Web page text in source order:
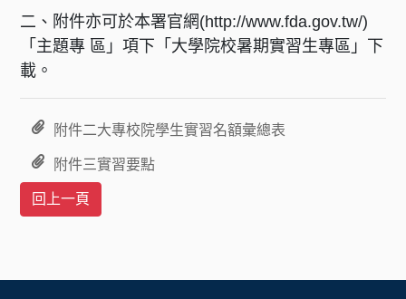
二、附件亦可於本署官網(http://www.fda.gov.tw/)
「主題專 區」項下「大學院校暑期實習生專區」下
載。
附件二大專校院學生實習名額彙總表
附件三實習要點